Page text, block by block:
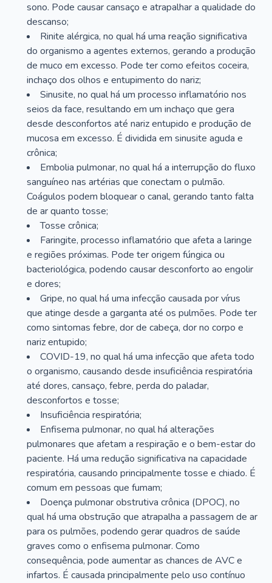
sono. Pode causar cansaço e atrapalhar a qualidade do
descanso;
Rinite alérgica, no qual há uma reação significativa
do organismo a agentes externos, gerando a produção
de muco em excesso. Pode ter como efeitos coceira,
inchaço dos olhos e entupimento do nariz;
Sinusite, no qual há um processo inflamatório nos
seios da face, resultando em um inchaço que gera
desde desconfortos até nariz entupido e produção de
mucosa em excesso. É dividida em sinusite aguda e
crônica;
Embolia pulmonar, no qual há a interrupção do fluxo
sanguíneo nas artérias que conectam o pulmão.
Coágulos podem bloquear o canal, gerando tanto falta
de ar quanto tosse;
Tosse crônica;
Faringite, processo inflamatório que afeta a laringe
e regiões próximas. Pode ter origem fúngica ou
bacteriológica, podendo causar desconforto ao engolir
e dores;
Gripe, no qual há uma infecção causada por vírus
que atinge desde a garganta até os pulmões. Pode ter
como sintomas febre, dor de cabeça, dor no corpo e
nariz entupido;
COVID-19, no qual há uma infecção que afeta todo
o organismo, causando desde insuficiência respiratória
até dores, cansaço, febre, perda do paladar,
desconfortos e tosse;
Insuficiência respiratória;
Enfisema pulmonar, no qual há alterações
pulmonares que afetam a respiração e o bem-estar do
paciente. Há uma redução significativa na capacidade
respiratória, causando principalmente tosse e chiado. É
comum em pessoas que fumam;
Doença pulmonar obstrutiva crônica (DPOC), no
qual há uma obstrução que atrapalha a passagem de ar
para os pulmões, podendo gerar quadros de saúde
graves como o enfisema pulmonar. Como
consequência, pode aumentar as chances de AVC e
infartos. É causada principalmente pelo uso contínuo